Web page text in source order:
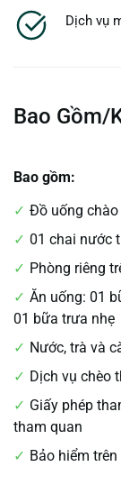
Dịch vụ
Bao Gồm/
Bao gồm:
Đồ uống
01 chai nước
Phòng riêng
Ăn uống: 01
01 bữa trưa nhẹ
Nước, trà và
Dịch vụ chèo
Giấy phép
tham quan
Bảo hiểm trên